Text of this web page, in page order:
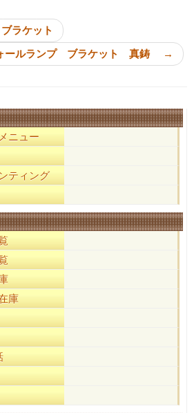
ラケット
ールランプ ブラケット 真鋳
→
ニュー
ティング
庫